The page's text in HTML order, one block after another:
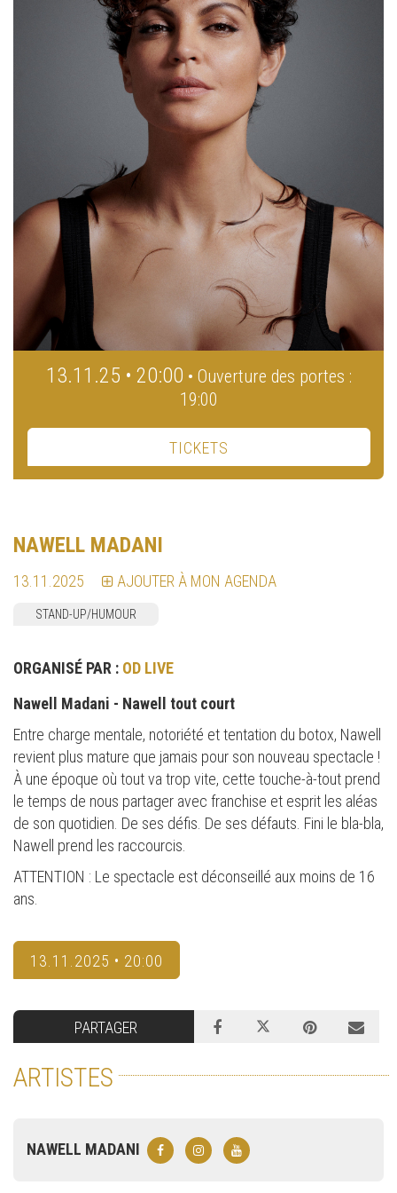
13.11.25 • 20:00 • Ouverture des portes :
19:00
TICKETS
NAWELL MADANI
13.11.2025 AJOUTER À MON AGENDA
STAND-UP/HUMOUR
ORGANISÉ PAR : OD LIVE
Nawell Madani - Nawell tout court
Entre charge mentale, notoriété et tentation du botox, Nawell
revient plus mature que jamais pour son nouveau spectacle !
À une époque où tout va trop vite, cette touche-à-tout prend
le temps de nous partager avec franchise et esprit les aléas
de son quotidien. De ses défis. De ses défauts. Fini le bla-bla,
Nawell prend les raccourcis.
ATTENTION : Le spectacle est déconseillé aux moins de 16
ans.
13.11.2025 • 20:00
PARTAGER
ARTISTES
NAWELL MADANI